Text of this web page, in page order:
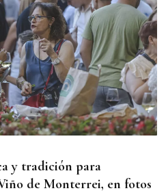
y tradición para
de Monterrei, en fotos